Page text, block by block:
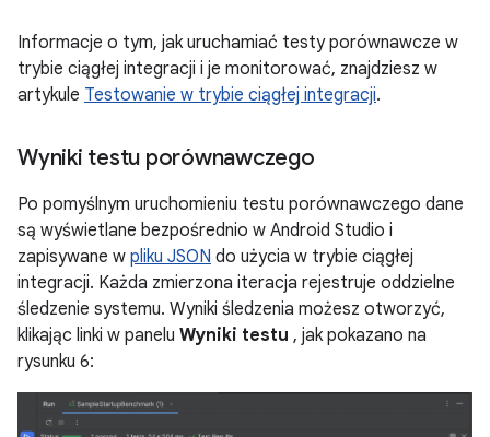
Informacje o tym, jak uruchamiać testy porównawcze w
trybie ciągłej integracji i je monitorować, znajdziesz w
artykule Testowanie w trybie ciągłej integracji.
Wyniki testu porównawczego
Po pomyślnym uruchomieniu testu porównawczego dane
są wyświetlane bezpośrednio w Android Studio i
zapisywane w pliku JSON do użycia w trybie ciągłej
integracji. Każda zmierzona iteracja rejestruje oddzielne
śledzenie systemu. Wyniki śledzenia możesz otworzyć,
klikając linki w panelu Wyniki testu , jak pokazano na
rysunku 6: